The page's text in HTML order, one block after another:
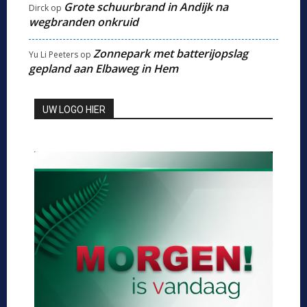
Dirck op Grote schuurbrand in Andijk na
wegbranden onkruid
Yu Li Peeters op Zonnepark met batterijopslag
gepland aan Elbaweg in Hem
UW LOGO HIER